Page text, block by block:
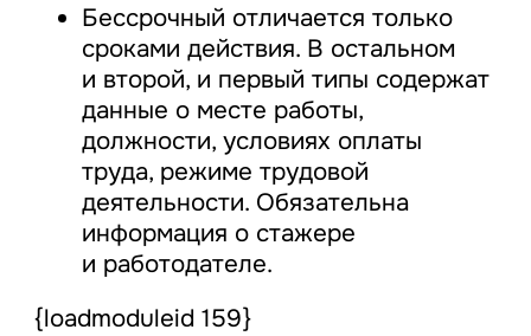
Бессрочный отличается только
сроками действия. В остальном
и второй, и первый типы содержат
данные о месте работы,
должности, условиях оплаты
труда, режиме трудовой
деятельности. Обязательна
информация о стажере
и работодателе.
{loadmoduleid 159}